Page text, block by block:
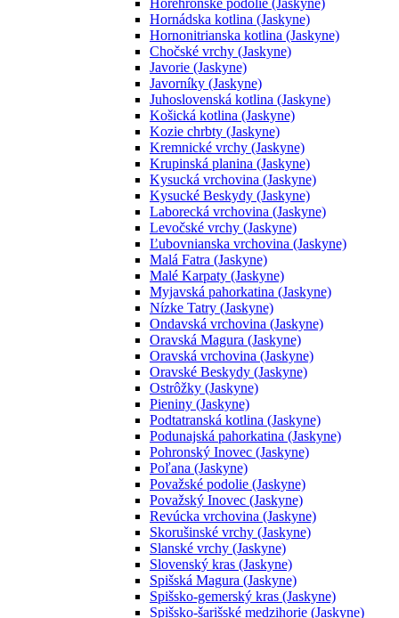
Hornádska kotlina (Jaskyne)
Hornonitrianska kotlina (Jaskyne)
Chočské vrchy (Jaskyne)
Javorie (Jaskyne)
Javorníky (Jaskyne)
Juhoslovenská kotlina (Jaskyne)
Košická kotlina (Jaskyne)
Kozie chrbty (Jaskyne)
Kremnické vrchy (Jaskyne)
Krupinská planina (Jaskyne)
Kysucká vrchovina (Jaskyne)
Kysucké Beskydy (Jaskyne)
Laborecká vrchovina (Jaskyne)
Levočské vrchy (Jaskyne)
Ľubovnianska vrchovina (Jaskyne)
Malá Fatra (Jaskyne)
Malé Karpaty (Jaskyne)
Myjavská pahorkatina (Jaskyne)
Nízke Tatry (Jaskyne)
Ondavská vrchovina (Jaskyne)
Oravská Magura (Jaskyne)
Oravská vrchovina (Jaskyne)
Oravské Beskydy (Jaskyne)
Ostrôžky (Jaskyne)
Pieniny (Jaskyne)
Podtatranská kotlina (Jaskyne)
Podunajská pahorkatina (Jaskyne)
Pohronský Inovec (Jaskyne)
Poľana (Jaskyne)
Považské podolie (Jaskyne)
Považský Inovec (Jaskyne)
Revúcka vrchovina (Jaskyne)
Skorušinské vrchy (Jaskyne)
Slanské vrchy (Jaskyne)
Slovenský kras (Jaskyne)
Spišská Magura (Jaskyne)
Spišsko-gemerský kras (Jaskyne)
Spišsko-šarišské medzihorie (Jaskyne)